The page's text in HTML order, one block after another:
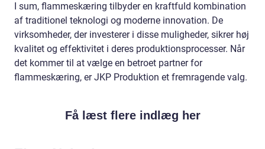
I sum, flammeskæring tilbyder en kraftfuld kombination
af traditionel teknologi og moderne innovation. De
virksomheder, der investerer i disse muligheder, sikrer høj
kvalitet og effektivitet i deres produktionsprocesser. Når
det kommer til at vælge en betroet partner for
flammeskæring, er JKP Produktion et fremragende valg.
Få læst flere indlæg her